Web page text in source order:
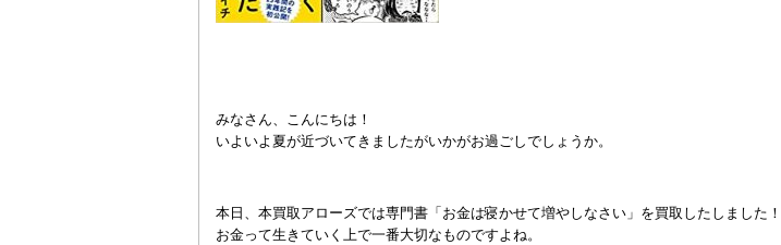
みなさん、こんにちは！
いよいよ夏が近づいてきましたがいかがお過ごしでしょうか。
本日、本買取アローズでは専門書「お金は寝かせて増やしなさい」を買取したしました！
お金って生きていく上で一番大切なものですよね。